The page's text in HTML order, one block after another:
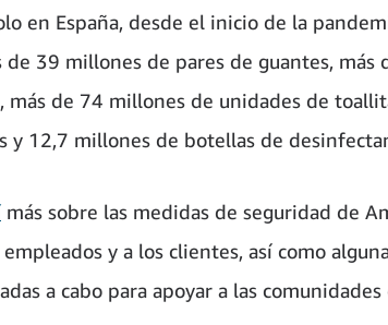
en España, desde el inicio de la
de 39 millones de pares de guantes, más
más de 74 millones de unidades de
y 12,7 millones de botellas de
más sobre las medidas de seguridad de
y a los clientes, así como
a cabo para apoyar a las